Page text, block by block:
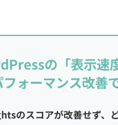
の「表示速
ォーマンス改善
のスコアが改善せず、